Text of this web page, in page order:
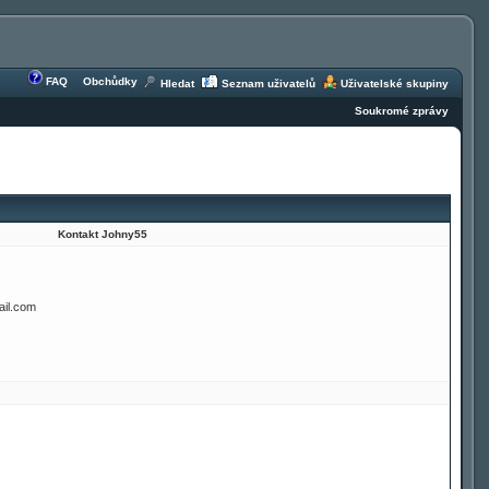
FAQ Obchůdky Hledat Seznam uživatelů Uživatelské skupiny
Soukromé zprávy
Kontakt Johny55